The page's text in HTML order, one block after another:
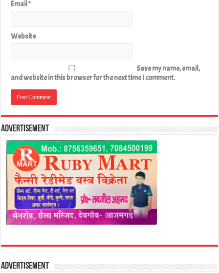
Email*
Website
Save my name, email,
and website in this browser for the next time I comment.
Advertisement
Advertisement